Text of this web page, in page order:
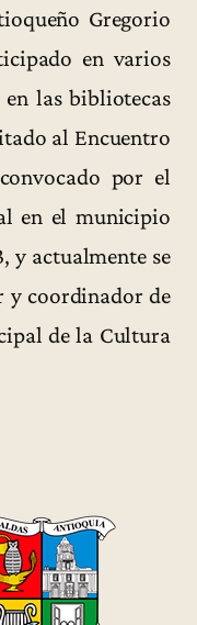
Gregorio
en varios
las bibliotecas
al Encuentro
por el
en el municipio
y actualmente se
y coordinador de
de la Cultura